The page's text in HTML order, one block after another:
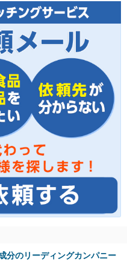
分のリーディングカンパニー